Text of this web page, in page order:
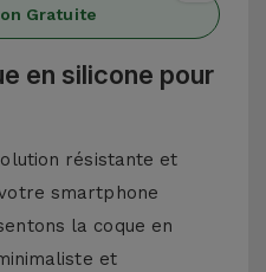
Gratuite
en silicone pour
résistante et
smartphone
la coque en
et